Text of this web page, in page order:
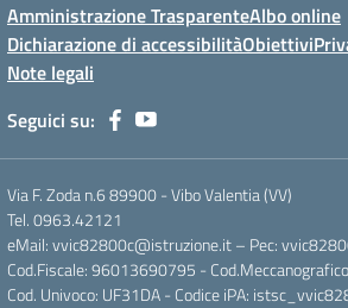
Amministrazione TrasparenteAlbo online
Dichiarazione di accessibilitàObiettivi
Note legali
Seguici su:
Via F. Zoda n.6 89900 - Vibo Valentia (VV)
Tel. 0963.42121
eMail: vvic82800c@istruzione.it – Pec:
Cod.Fiscale: 96013690795 -
Cod. Univoco: UF31DA - Codice iPA: